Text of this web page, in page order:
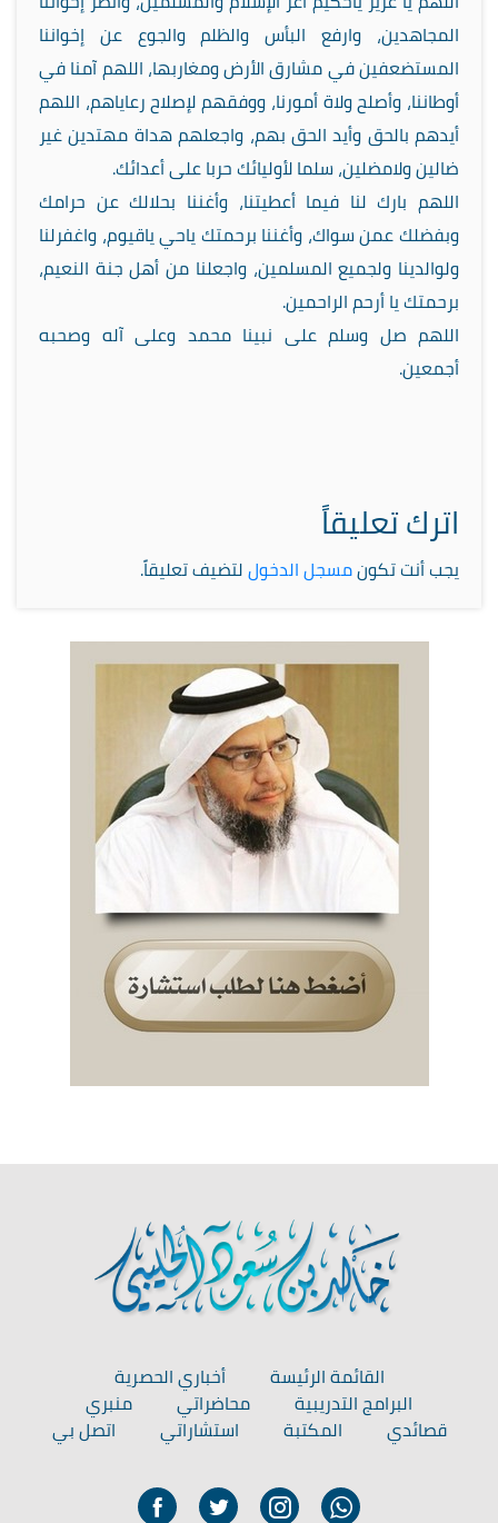
المجاهدين، وارفع البأس والظلم والجوع عن إخواننا
المستضعفين في مشارق الأرض ومغاربها، اللهم آمنا في
أوطاننا، وأصلح ولاة أمورنا، ووفقهم لإصلاح رعاياهم، اللهم
أيدهم بالحق وأيد الحق بهم، واجعلهم هداة مهتدين غير
ضالين ولامضلين، سلما لأوليائك حربا على أعدائك.
اللهم بارك لنا فيما أعطيتنا، وأغننا بحلالك عن حرامك
وبفضلك عمن سواك، وأغننا برحمتك ياحي ياقيوم، واغفرلنا
ولوالدينا ولجميع المسلمين، واجعلنا من أهل جنة النعيم،
برحمتك يا أرحم الراحمين.
اللهم صل وسلم على نبينا محمد وعلى آله وصحبه
أجمعين.
اترك تعليقاً
يجب أنت تكونمسجل الدخوللتضيف تعليقاً.
القائمة الرئيسة
أخباري الحصرية
البرامج التدريبية
محاضراتي
منبري
قصائدي
المكتبة استشاراتي اتصل بي